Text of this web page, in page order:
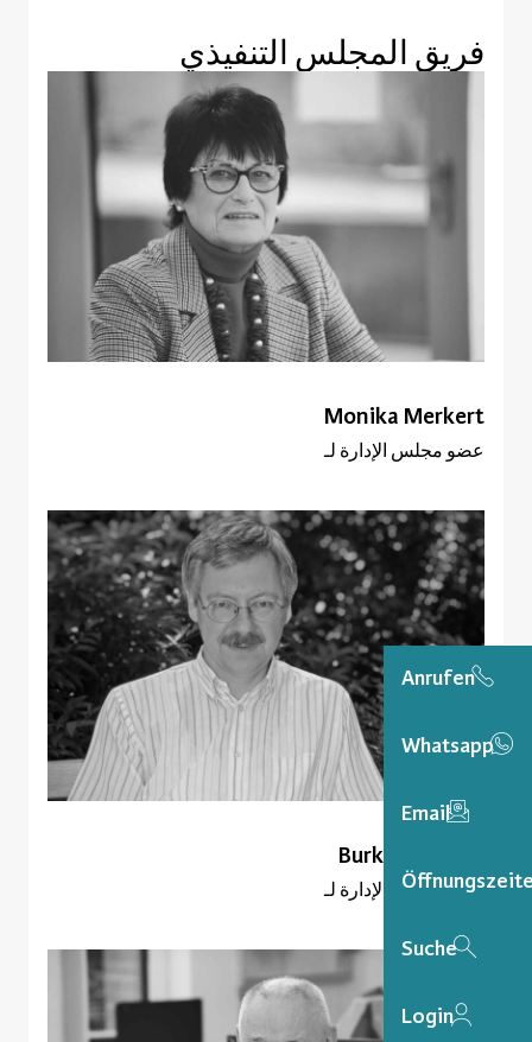
Anrufen
Whatsapp
Email
Suche
Login
فريق المجلس التنفيذي
Monika Merkert
عضو مجلس الإدارة لـ
Burkhard Mohr
عضو مجلس الإدارة لـ